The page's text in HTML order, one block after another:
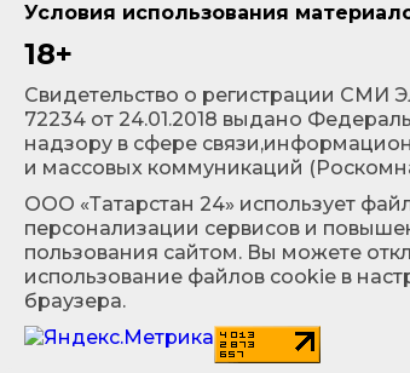
Условия использования
18+
Cвидетельство о регистрации СМИ
72234 от 24.01.2018 выдано
надзору в сфере
и массовых коммуникаций
ООО «Татарстан 24» использует
персонализации сервисов и
пользования сайтом. Вы можете
использование файлов cookie в
браузера.